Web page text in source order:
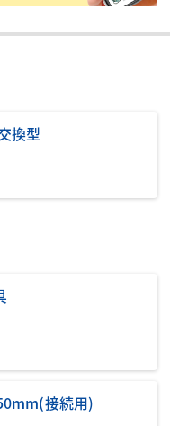
換型
接続用)